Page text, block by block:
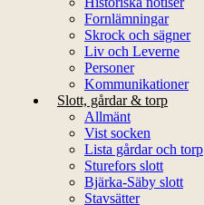
Fornlämningar
Skrock och sägner
Liv och Leverne
Personer
Kommunikationer
Slott, gårdar & torp
Allmänt
Vist socken
Lista gårdar och torp
Sturefors slott
Bjärka-Säby slott
Stavsätter